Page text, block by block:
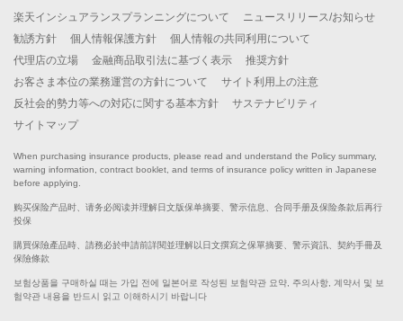
楽天インシュアランスプランニングについて
ニュースリリース/お知らせ
勧誘方針
個人情報保護方針
個人情報の共同利用について
代理店の立場
金融商品取引法に基づく表示
推奨方針
お客さま本位の業務運営の方針について
サイト利用上の注意
反社会的勢力等への対応に関する基本方針
サステナビリティ
サイトマップ
When purchasing insurance products, please read and understand the Policy summary,
warning information, contract booklet, and terms of insurance policy written in Japanese
before applying.
购买保险产品时、请务必阅读并理解日文版保单摘要、警示信息、合同手册及保险条款后再行
投保
購買保險產品時、請務必於申請前詳閱並理解以日文撰寫之保單摘要、警示資訊、契約手冊及
保險條款
보험상품을 구매하실 때는 가입 전에 일본어로 작성된 보험약관 요약, 주의사항, 계약서 및 보
험약관 내용을 반드시 읽고 이해하시기 바랍니다